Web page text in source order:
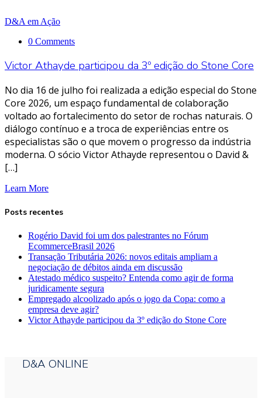
D&A em Ação
0 Comments
Victor Athayde participou da 3º edição do Stone Core
No dia 16 de julho foi realizada a edição especial do Stone
Core 2026, um espaço fundamental de colaboração
voltado ao fortalecimento do setor de rochas naturais. O
diálogo contínuo e a troca de experiências entre os
especialistas são o que movem o progresso da indústria
moderna. O sócio Victor Athayde representou o David &
[…]
Learn More
Posts recentes
Rogério David foi um dos palestrantes no Fórum
EcommerceBrasil 2026
Transação Tributária 2026: novos editais ampliam a
negociação de débitos ainda em discussão
Atestado médico suspeito? Entenda como agir de forma
juridicamente segura
Empregado alcoolizado após o jogo da Copa: como a
empresa deve agir?
Victor Athayde participou da 3º edição do Stone Core
D&A ONLINE